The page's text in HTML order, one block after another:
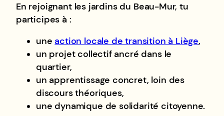
En rejoignant les jardins du Beau-Mur, tu
participes à :
une action locale de transition à Liège,
un projet collectif ancré dans le
quartier,
un apprentissage concret, loin des
discours théoriques,
une dynamique de solidarité citoyenne.